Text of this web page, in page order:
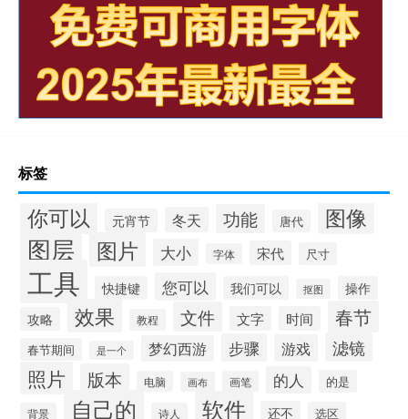
标签
你可以 元宵节 冬天 功能 唐代 图像
图层 图片 大小 字体 宋代 尺寸
工具 快捷键 您可以 我们可以 抠图
操作
攻略
效果 教程 文件 文字 时间 春节
春节期间 是一个 梦幻西游 步骤 游戏 滤镜
照片 版本 电脑 画布 画笔 的人 的是
背景 自己的 诗人 软件 还不 选区